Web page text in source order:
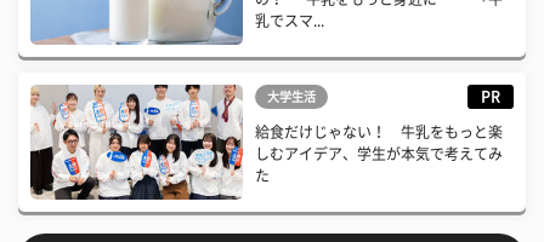
乳でスマ...
大学生活 PR
給食だけじゃない！ 牛乳をもっと楽
しむアイデア、学生が本気で考えてみ
た